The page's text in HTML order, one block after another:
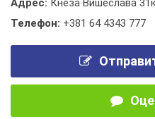
Адрес: Кнеза Вишеслава
Телефон: +381 64 4343 777